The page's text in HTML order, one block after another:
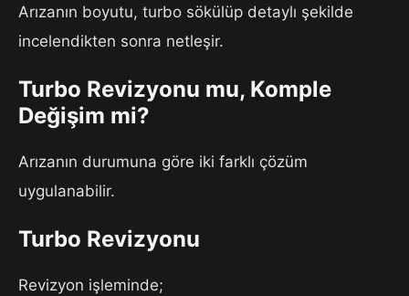
Arızanın boyutu, turbo sökülüp detaylı şekilde
incelendikten sonra netleşir.
Turbo Revizyonu mu, Komple
Değişim mi?
Arızanın durumuna göre iki farklı çözüm
uygulanabilir.
Turbo Revizyonu
Revizyon işleminde;